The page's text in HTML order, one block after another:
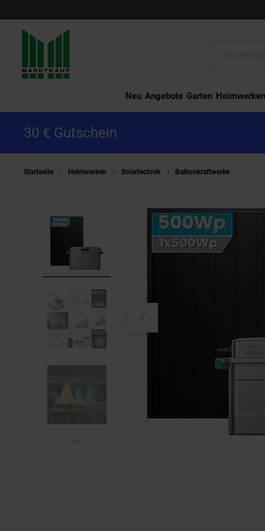
Neu Angebote Garten Heimwerken
30 € Gutschein
Startseite Heimwerken Solartechnik Balkonkraftwerke